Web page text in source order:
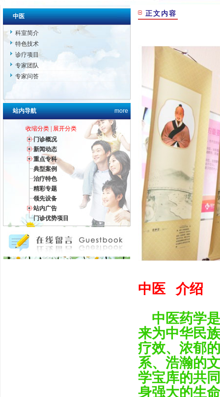
中医
科室简介
特色技术
诊疗项目
专家团队
专家问答
more
站内导航
收缩分类
展开分类
门诊概况
新闻动态
重点专科
典型案例
治疗特色
精彩专题
领先设备
站内广告
门诊优势项目
正文内容
中医 介绍
中医药学
来为中华民
疗效、浓郁
系、浩瀚的
学宝库的共
身强大的生